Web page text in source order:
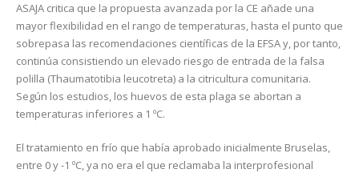
ASAJA critica que la propuesta avanzada por la CE añade una
mayor flexibilidad en el rango de temperaturas, hasta el punto que
sobrepasa las recomendaciones científicas de la EFSA y, por tanto,
continúa consistiendo un elevado riesgo de entrada de la falsa
polilla (Thaumatotibia leucotreta) a la citricultura comunitaria.
Según los estudios, los huevos de esta plaga se abortan a
temperaturas inferiores a 1 ºC.
El tratamiento en frío que había aprobado inicialmente Bruselas,
entre 0 y -1 ºC, ya no era el que reclamaba la interprofesional